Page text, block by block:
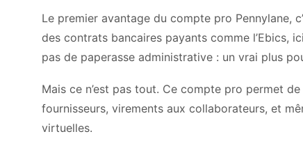
Le premier avantage du compte pro Pennylane,
des contrats bancaires payants comme l’Ebics,
pas de paperasse administrative : un vrai plus
Mais ce n’est pas tout. Ce compte pro permet
fournisseurs, virements aux collaborateurs, et
virtuelles.